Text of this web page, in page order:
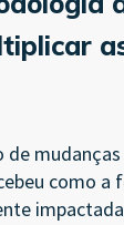
como a